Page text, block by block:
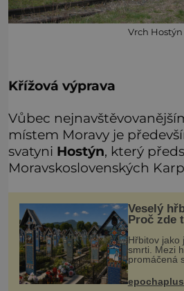
Vrch Hostýn
Křížová výprava
Vůbec
místem Moravy je
svatyni Hostýn, který
Moravskoslovenských
Veselý
Proč zde
plačky
Hřbitov jako
smrti. Mezi
promáčená
konečnosti
výjimky, kde
žmoulají